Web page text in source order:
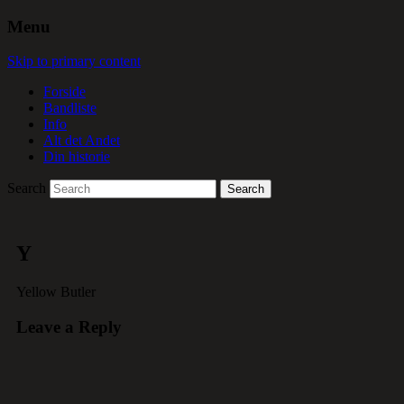
Menu
Skip to primary content
Forside
Bandliste
Info
Alt det Andet
Din historie
Search
Y
Yellow Butler
Leave a Reply